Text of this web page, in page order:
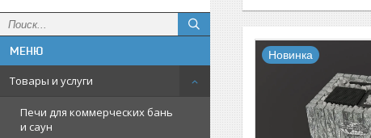
Товары и услуги
Печи для коммерческих бань
и саун
Новинка